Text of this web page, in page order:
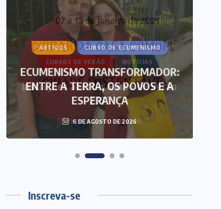
ARTIGOS CURSO DE ECUMENISMO
ECUMENISMO TRANSFORMADOR:
ENTRE A TERRA, OS POVOS E A
ESPERANÇA
6 DE AGOSTO DE 2026
Inscreva-se